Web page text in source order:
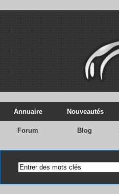
Annuaire Nouveautés
Forum Blog